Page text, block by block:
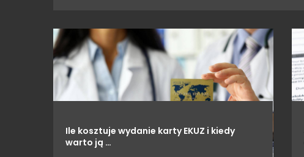
Ile kosztuje wydanie karty EKUZ i kiedy
warto ją …